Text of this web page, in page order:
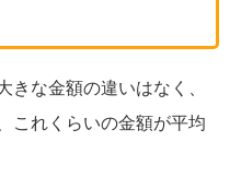
きな金額の違いはなく、
これくらいの金額が平均